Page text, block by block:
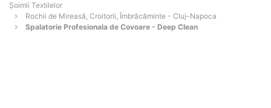
Șoimii Textilelor
Rochii de Mireasă, Croitorii, Îmbrăcăminte - Cluj-Napoca
Spalatorie Profesionala de Covoare - Deep Clean